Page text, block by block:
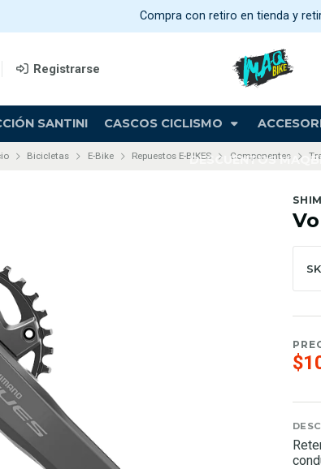
Registrarse
SANTINI CASCOS CICLISMO
DESCUENTOS
Compra con retiro en tienda y
Bicicletas E-Bike Repuestos E-BIKES Componentes